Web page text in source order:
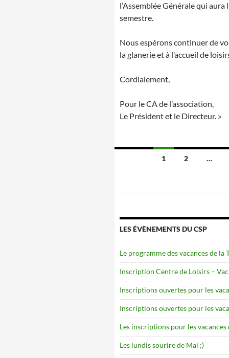
l’Assemblée Générale qui
semestre.
Nous espérons continuer de
la glanerie et à l’accueil de
Cordialement,
Pour le CA de l’association,
Le Président et le Directeur. »
Navigation
articles
1 2 …
LES ÉVÈNEMENTS DU CSP
Le programme des vacances de la
Inscription Centre de Loisirs –
Inscriptions ouvertes pour les
Inscriptions ouvertes pour les
Les inscriptions pour les
Les lundis sourire de Mai ;)